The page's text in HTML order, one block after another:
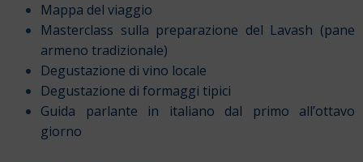
Mappa del viaggio
Masterclass sulla preparazione del Lavash (pane
armeno tradizionale)
Degustazione di vino locale
Degustazione di formaggi tipici
Guida parlante in italiano dal primo all’ottavo
giorno